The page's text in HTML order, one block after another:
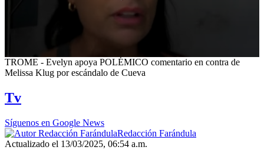
0
seconds
minutes,
14
seconds
TROME - Evelyn apoya POLÉMICO comentario en contra de
Melissa Klug por escándalo de Cueva
Tv
Síguenos en Google News
Redacción Farándula
Actualizado el 13/03/2025, 06:54 a.m.